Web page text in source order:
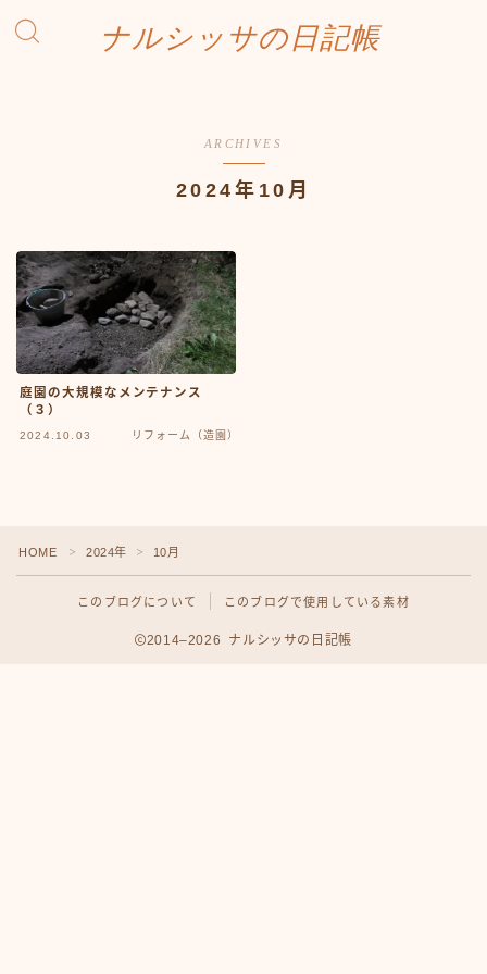
ナルシッサの日記帳
ARCHIVES
2024年10月
庭園の大規模なメンテナンス
（３）
2024.10.03 リフォーム（造園）
HOME ＞ 2024年 ＞ 10月
このブログについて このブログで使用している素材
2014–2026 ナルシッサの日記帳